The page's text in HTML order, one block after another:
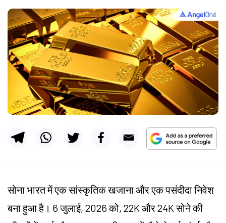
सोना भारत में एक सांस्कृतिक खजाना और एक पसंदीदा निवेश
बना हुआ है। 6 जुलाई, 2026 को, 22K और 24K सोने की